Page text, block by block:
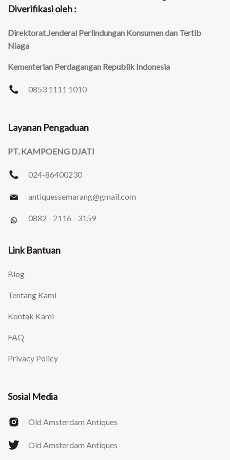
Diverifikasi oleh :
Direktorat Jenderal Perlindungan Konsumen dan Tertib
Niaga
Kementerian Perdagangan Republik Indonesia
0853 1111 1010
Layanan Pengaduan
PT. KAMPOENG DJATI
024-86400230
antiquessemarang@gmail.com
0882 - 2116 - 3159
Link Bantuan
Blog
Tentang Kami
Kontak Kami
FAQ
Privacy Policy
Sosial Media
Old Amsterdam Antiques
Old Amsterdam Antiques